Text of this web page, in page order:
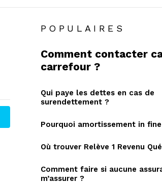
POPULAIRES
Comment contacter
carrefour ?
Qui paye les dettes en cas de
surendettement ?
Pourquoi amortissement in
Où trouver Relève 1 Revenu
Comment faire si aucune
m’assurer ?